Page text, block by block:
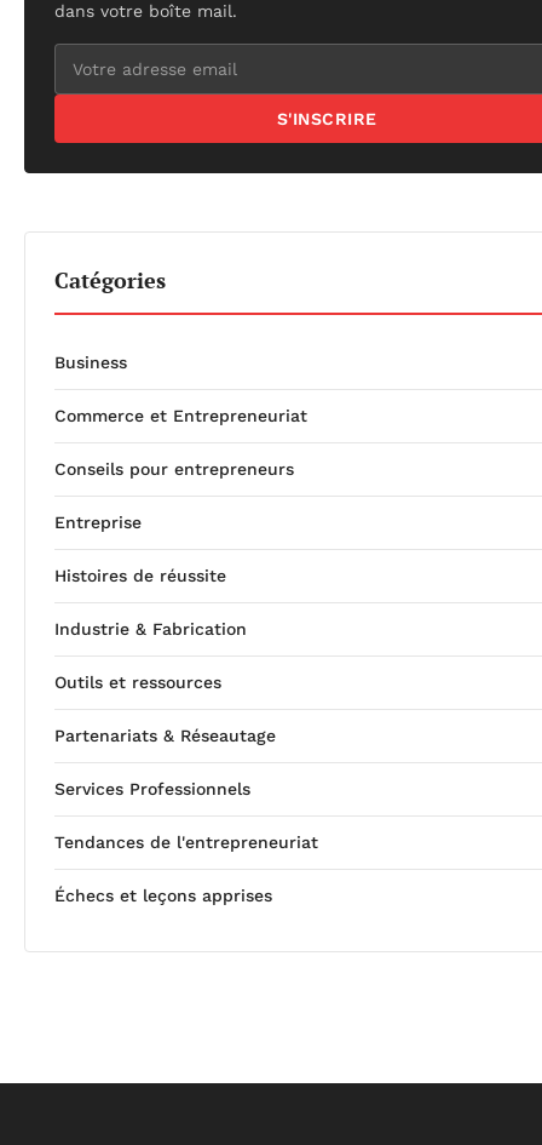
dans votre boîte mail.
S'INSCRIRE
Catégories
Business
Commerce et Entrepreneuriat
Conseils pour entrepreneurs
Entreprise
Histoires de réussite
Industrie & Fabrication
Outils et ressources
Partenariats & Réseautage
Services Professionnels
Tendances de l'entrepreneuriat
Échecs et leçons apprises